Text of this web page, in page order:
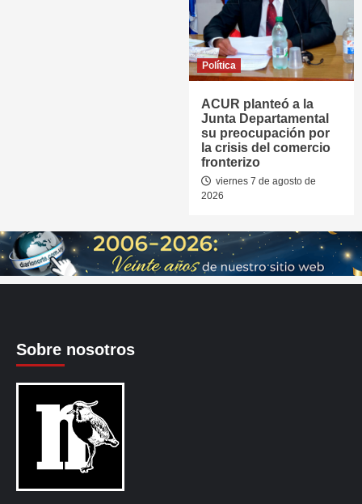
Política
ACUR planteó a la
Junta Departamental
su preocupación por
la crisis del comercio
fronterizo
viernes 7 de agosto de
2026
Sobre nosotros